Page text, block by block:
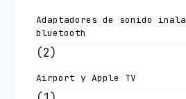
Adaptadores de sonido
bluetooth
(2)
Airport y Apple TV